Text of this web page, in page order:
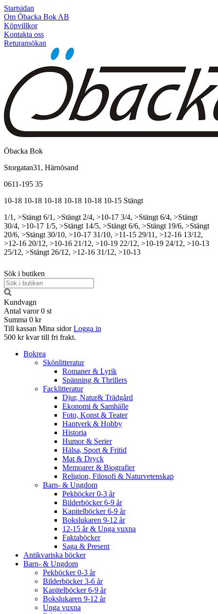
Startsidan
Om Öbacka Bok AB
Köpvillkor
Kontakta oss
Returansökan
Öbacka Bok
Storgatan31, Härnösand
0611-195 35
10-18 10-18 10-18 10-18 10-18 10-15 Stängt
1/1, >Stängt 6/1, >Stängt 2/4, >10-17 3/4, >Stängt 6/4, >Stängt
30/4, >10-17 1/5, >Stängt 14/5, >Stängt 6/6, >Stängt 19/6, >Stängt
20/6, >Stängt 30/10, >10-17 31/10, >11-15 29/11, >12-16 13/12,
>12-16 20/12, >10-16 21/12, >10-19 22/12, >10-19 24/12, >10-13
25/12, >Stängt 26/12, >12-16 31/12, >10-13
Sök i butiken
Kundvagn
Antal varor 0 st
Summa 0 kr
Till kassan Mina sidor Logga in
500 kr kvar till fri frakt.
Bokrea
Skönlitteratur
Romaner & Lyrik
Spänning & Thrillers
Facklitteratur
Djur, Natur& Trädgård
Ekonomi & Samhälle
Foto, Konst & Teater
Hantverk & Hobby
Historia
Humor & Serier
Hälsa, Sport & Fritid
Mat & Dryck
Memoarer & Biografier
Religion, Filosofi & Naturvetenskap
Barn- & Ungdom
Pekböcker 0-3 år
Bilderböcker 6-9 år
Kapitelböcker 6-9 år
Bokslukaren 9-12 år
12-15 år & Unga vuxna
Faktaböcker
Saga & Present
Antikvariska böcker
Barn- & Ungdom
Pekböcker 0-3 år
Bilderböcker 3-6 år
Kapitelböcker 6-9 år
Bokslukaren 9-12 år
Unga vuxna